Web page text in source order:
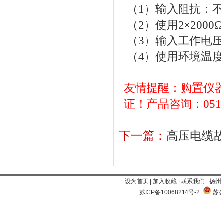
（1）输入阻抗：
（2）使用
（3）输入工作电
（4）使用环境温
友情提醒：购置仪
证！产品咨询：
下一篇： 高压电缆
设为首页 | 加入收藏 | 联系我们 扬
苏ICP备10068214号-2
苏